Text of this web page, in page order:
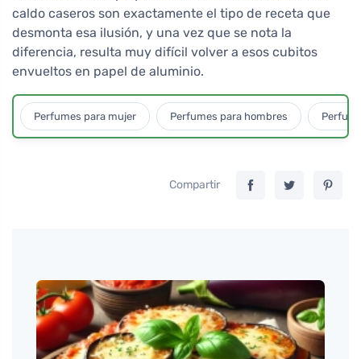
caldo caseros son exactamente el tipo de receta que
desmonta esa ilusión, y una vez que se nota la
diferencia, resulta muy difícil volver a esos cubitos
envueltos en papel de aluminio.
Perfumes para mujer Perfumes para hombres
Compartir